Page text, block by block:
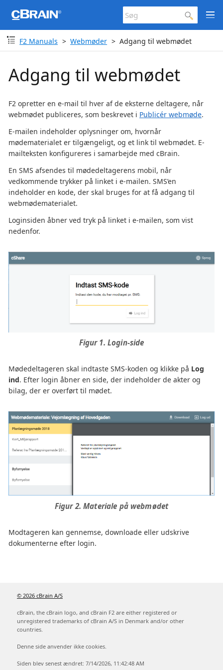
F2 Manuals Webmøder Adgang til webmødet
Adgang til webmødet
F2 opretter en e-mail til hver af de eksterne deltagere, når
webmødet publiceres, som beskrevet i Publicér webmøde.
E-mailen indeholder oplysninger om, hvornår
mødematerialet er tilgængeligt, og et link til webmødet. E-
mailteksten konfigureres i samarbejde med cBrain.
En SMS afsendes til mødedeltagerens mobil, når
vedkommende trykker på linket i e-mailen. SMS’en
indeholder en kode, der skal bruges for at få adgang til
webmødematerialet.
Loginsiden åbner ved tryk på linket i e-mailen, som vist
nedenfor.
Figur 1. Login-side
Mødedeltageren skal indtaste SMS-koden og klikke på Log
ind. Efter login åbner en side, der indeholder de akter og
bilag, der er overført til mødet.
Figur 2. Materiale på webmødet
Modtageren kan gennemse, downloade eller udskrive
dokumenterne efter login.
© 2026 cBrain A/S
cBrain, the cBrain logo, and cBrain F2 are either registered or
unregistered trademarks of cBrain A/S in Denmark and/or other
countries.
Denne side anvender ikke cookies.
Siden blev senest ændret: 7/14/2026, 11:42:48 AM